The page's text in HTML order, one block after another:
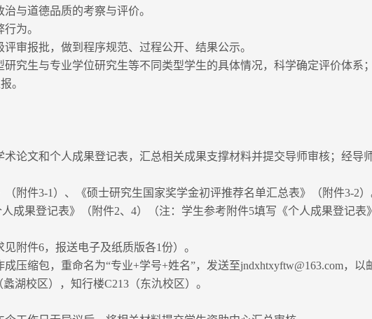
与道德品质的考察与评价。
为。
审报批，做到程序规范、过程公开、结果公示。
究生与专业学位研究生等不同类型学生的具体情况，科学确定评价体系
。
论文和个人成果登记表，汇总相关成果支撑材料并提交导师审核；经导
附件3-1）、《硕士研究生国家奖学金初评推荐名单汇总表》（附件3-2
成果登记表》（附件2、4）（注：学生参考附件5填写《个人成果登记表
附件6，报送电子及纸质版各1份）。
压缩包，重命名为“专业+学号+姓名”，发送至jndxhtxyftw@163.com，以
湖校区），知行楼C213（东氿校区）。